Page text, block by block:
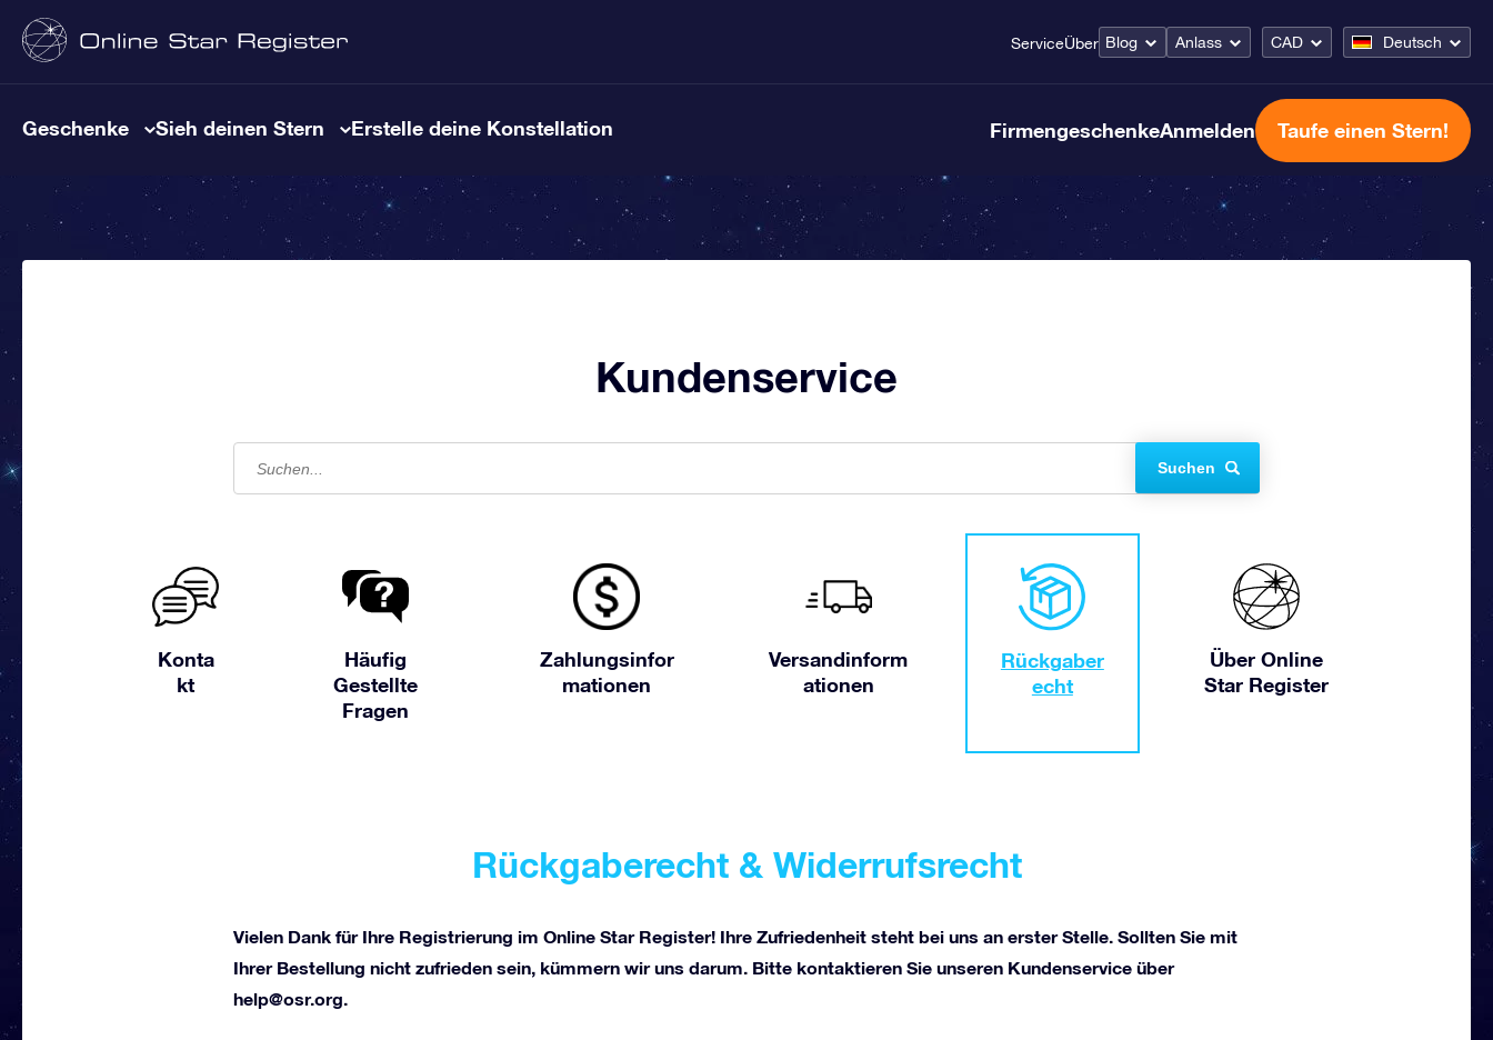
ServiceÜber Blog Anlass CAD Deutsch
Geschenke Sieh deinen Stern Erstelle deine Konstellation FirmengeschenkeAnmelden Taufe einen Stern!
Kundenservice
Suchen
Konta
kt
Häufig
Gestellte
Fragen
Zahlungsinfor
mationen
Versandinform
ationen
Rückgaber
echt
Über Online
Star Register
Rückgaberecht & Widerrufsrecht
Vielen Dank für Ihre Registrierung im Online Star Register! Ihre Zufriedenheit steht bei uns an erster Stelle. Sollten Sie mit
Ihrer Bestellung nicht zufrieden sein, kümmern wir uns darum. Bitte kontaktieren Sie unseren Kundenservice über
help@osr.org.